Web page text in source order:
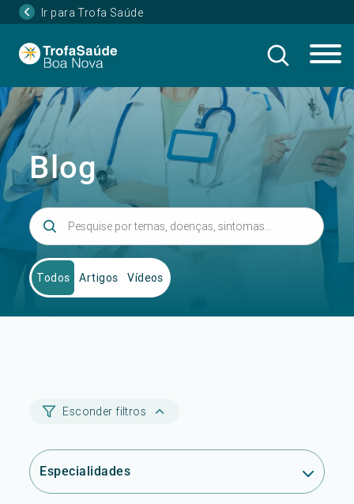
Ir para Trofa Saúde
Blog
Todos Artigos Vídeos
Esconder filtros
Especialidades